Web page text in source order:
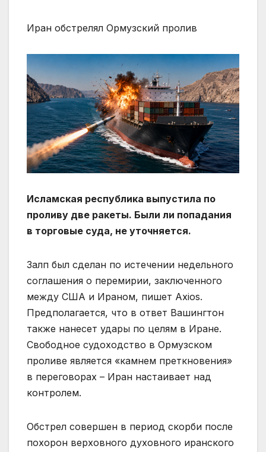
Иран обстрелял Ормузский пролив
Исламская республика выпустила по
проливу две ракеты. Были ли попадания
в торговые суда, не уточняется.
Залп был сделан по истечении недельного
соглашения о перемирии, заключенного
между США и Ираном, пишет Axios.
Предполагается, что в ответ Вашингтон
также нанесет удары по целям в Иране.
Свободное судоходство в Ормузском
проливе является «камнем преткновения»
в переговорах – Иран настаивает над
контролем.
Обстрел совершен в период скорби после
похорон верховного духовного иранского